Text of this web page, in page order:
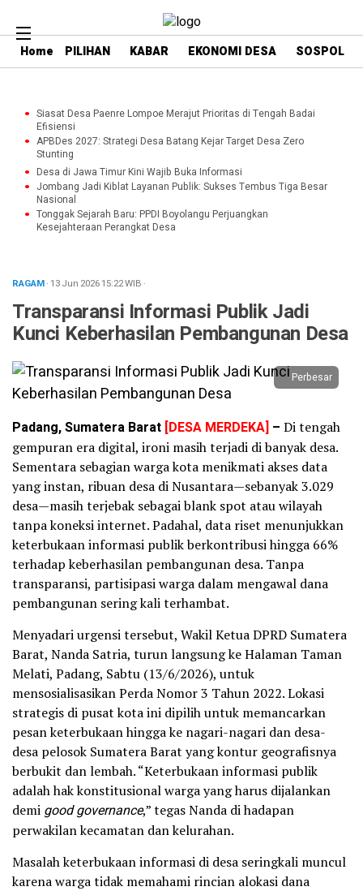
Home PILIHAN KABAR EKONOMI DESA SOSPOL
Siasat Desa Paenre Lompoe Merajut Prioritas di Tengah Badai
Efisiensi
APBDes 2027: Strategi Desa Batang Kejar Target Desa Zero
Stunting
Desa di Jawa Timur Kini Wajib Buka Informasi
Jombang Jadi Kiblat Layanan Publik: Sukses Tembus Tiga Besar
Nasional
Tonggak Sejarah Baru: PPDI Boyolangu Perjuangkan
Kesejahteraan Perangkat Desa
RAGAM· 13 Jun 202615:22WIB ·
Transparansi Informasi Publik Jadi
Kunci Keberhasilan Pembangunan Desa
Perbesar
Padang, Sumatera Barat [DESA MERDEKA] – Di tengah
gempuran era digital, ironi masih terjadi di banyak desa.
Sementara sebagian warga kota menikmati akses data
yang instan, ribuan desa di Nusantara—sebanyak 3.029
desa—masih terjebak sebagai blank spot atau wilayah
tanpa koneksi internet. Padahal, data riset menunjukkan
keterbukaan informasi publik berkontribusi hingga 66%
terhadap keberhasilan pembangunan desa. Tanpa
transparansi, partisipasi warga dalam mengawal dana
pembangunan sering kali terhambat.
Menyadari urgensi tersebut, Wakil Ketua DPRD Sumatera
Barat, Nanda Satria, turun langsung ke Halaman Taman
Melati, Padang, Sabtu (13/6/2026), untuk
mensosialisasikan Perda Nomor 3 Tahun 2022. Lokasi
strategis di pusat kota ini dipilih untuk memancarkan
pesan keterbukaan hingga ke nagari-nagari dan desa-
desa pelosok Sumatera Barat yang kontur geografisnya
berbukit dan lembah. “Keterbukaan informasi publik
adalah hak konstitusional warga yang harus dijalankan
demi good governance,” tegas Nanda di hadapan
perwakilan kecamatan dan kelurahan.
Masalah keterbukaan informasi di desa seringkali muncul
karena warga tidak memahami rincian alokasi dana